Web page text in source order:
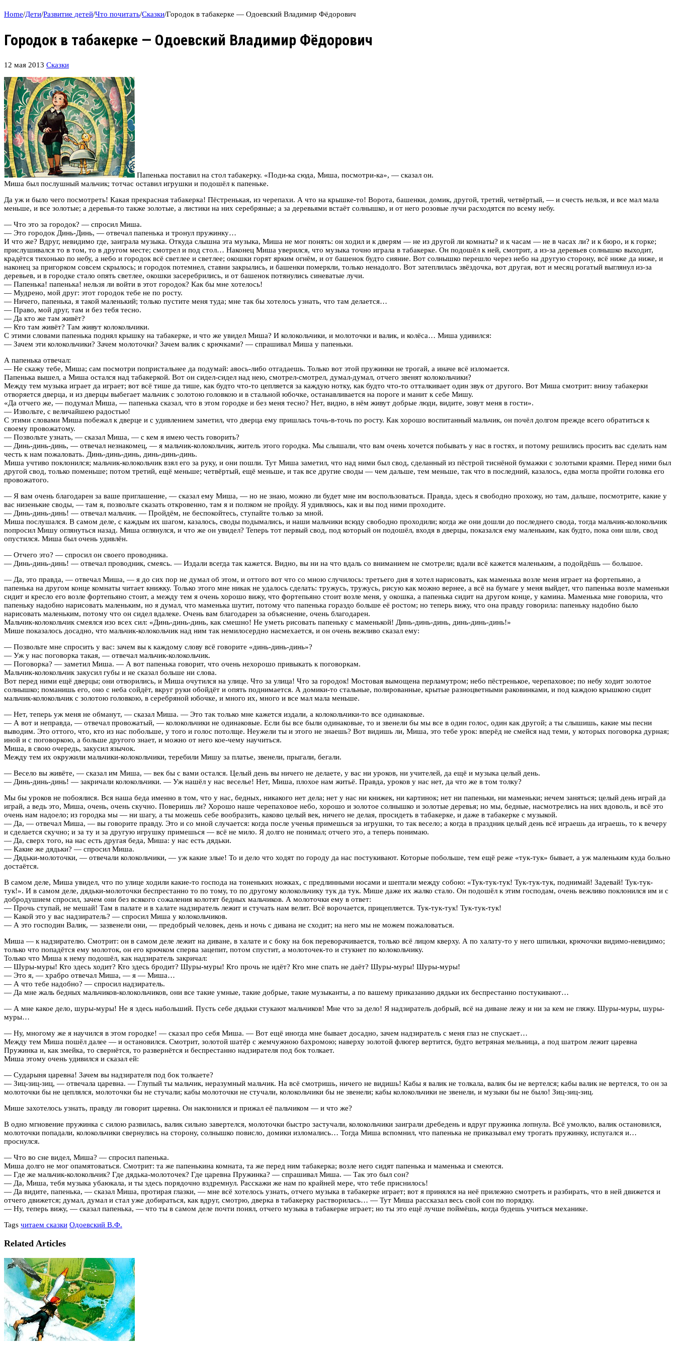
Home/Дети/Развитие детей/Что почитать/Сказки/Городок в табакерке — Одоевский Владимир Фёдорович
Городок в табакерке — Одоевский Владимир Фёдорович
12 мая 2013 Сказки
Папенька поставил на стол табакерку. «Поди-ка сюда, Миша, посмотри-ка», — сказал он.
Миша был послушный мальчик; тотчас оставил игрушки и подошёл к папеньке.
Да уж и было чего посмотреть! Какая прекрасная табакерка! Пёстренькая, из черепахи. А что на крышке-то! Ворота, башенки, домик, другой, третий, четвёртый, — и счесть нельзя, и все мал мала
меньше, и все золотые; а деревья-то также золотые, а листики на них серебряные; а за деревьями встаёт солнышко, и от него розовые лучи расходятся по всему небу.
— Что это за городок? — спросил Миша.
— Это городок Динь-Динь, — отвечал папенька и тронул пружинку…
И что же? Вдруг, невидимо где, заиграла музыка. Откуда слышна эта музыка, Миша не мог понять: он ходил и к дверям — не из другой ли комнаты? и к часам — не в часах ли? и к бюро, и к горке;
прислушивался то в том, то в другом месте; смотрел и под стол… Наконец Миша уверился, что музыка точно играла в табакерке. Он подошёл к ней, смотрит, а из-за деревьев солнышко выходит,
крадётся тихонько по небу, а небо и городок всё светлее и светлее; окошки горят ярким огнём, и от башенок будто сияние. Вот солнышко перешло через небо на другую сторону, всё ниже да ниже, и
наконец за пригорком совсем скрылось; и городок потемнел, ставни закрылись, и башенки померкли, только ненадолго. Вот затеплилась звёздочка, вот другая, вот и месяц рогатый выглянул из-за
деревьев, и в городке стало опять светлее, окошки засеребрились, и от башенок потянулись синеватые лучи.
— Папенька! папенька! нельзя ли войти в этот городок? Как бы мне хотелось!
— Мудрено, мой друг: этот городок тебе не по росту.
— Ничего, папенька, я такой маленький; только пустите меня туда; мне так бы хотелось узнать, что там делается…
— Право, мой друг, там и без тебя тесно.
— Да кто же там живёт?
— Кто там живёт? Там живут колокольчики.
С этими словами папенька поднял крышку на табакерке, и что же увидел Миша? И колокольчики, и молоточки и валик, и колёса… Миша удивился:
— Зачем эти колокольчики? Зачем молоточки? Зачем валик с крючками? — спрашивал Миша у папеньки.
А папенька отвечал:
— Не скажу тебе, Миша; сам посмотри попристальнее да подумай: авось-либо отгадаешь. Только вот этой пружинки не трогай, а иначе всё изломается.
Папенька вышел, а Миша остался над табакеркой. Вот он сидел-сидел над нею, смотрел-смотрел, думал-думал, отчего звенят колокольчики?
Между тем музыка играет да играет; вот всё тише да тише, как будто что-то цепляется за каждую нотку, как будто что-то отталкивает один звук от другого. Вот Миша смотрит: внизу табакерки
отворяется дверца, и из дверцы выбегает мальчик с золотою головкою и в стальной юбочке, останавливается на пороге и манит к себе Мишу.
«Да отчего же, — подумал Миша, — папенька сказал, что в этом городке и без меня тесно? Нет, видно, в нём живут добрые люди, видите, зовут меня в гости».
— Извольте, с величайшею радостью!
С этими словами Миша побежал к дверце и с удивлением заметил, что дверца ему пришлась точь-в-точь по росту. Как хорошо воспитанный мальчик, он почёл долгом прежде всего обратиться к
своему провожатому.
— Позвольте узнать, — сказал Миша, — с кем я имею честь говорить?
— Динь-динь-динь, — отвечал незнакомец, — я мальчик-колокольчик, житель этого городка. Мы слышали, что вам очень хочется побывать у нас в гостях, и потому решились просить вас сделать нам
честь к нам пожаловать. Динь-динь-динь, динь-динь-динь.
Миша учтиво поклонился; мальчик-колокольчик взял его за руку, и они пошли. Тут Миша заметил, что над ними был свод, сделанный из пёстрой тиснёной бумажки с золотыми краями. Перед ними был
другой свод, только поменьше; потом третий, ещё меньше; четвёртый, ещё меньше, и так все другие своды — чем дальше, тем меньше, так что в последний, казалось, едва могла пройти головка его
провожатого.
— Я вам очень благодарен за ваше приглашение, — сказал ему Миша, — но не знаю, можно ли будет мне им воспользоваться. Правда, здесь я свободно прохожу, но там, дальше, посмотрите, какие у
вас низенькие своды, — там я, позвольте сказать откровенно, там я и ползком не пройду. Я удивляюсь, как и вы под ними проходите.
— Динь-динь-динь! — отвечал мальчик. — Пройдём, не беспокойтесь, ступайте только за мной.
Миша послушался. В самом деле, с каждым их шагом, казалось, своды подымались, и наши мальчики всюду свободно проходили; когда же они дошли до последнего свода, тогда мальчик-колокольчик
попросил Мишу оглянуться назад. Миша оглянулся, и что же он увидел? Теперь тот первый свод, под который он подошёл, входя в дверцы, показался ему маленьким, как будто, пока они шли, свод
опустился. Миша был очень удивлён.
— Отчего это? — спросил он своего проводника.
— Динь-динь-динь! — отвечал проводник, смеясь. — Издали всегда так кажется. Видно, вы ни на что вдаль со вниманием не смотрели; вдали всё кажется маленьким, а подойдёшь — большое.
— Да, это правда, — отвечал Миша, — я до сих пор не думал об этом, и оттого вот что со мною случилось: третьего дня я хотел нарисовать, как маменька возле меня играет на фортепьяно, а
папенька на другом конце комнаты читает книжку. Только этого мне никак не удалось сделать: тружусь, тружусь, рисую как можно вернее, а всё на бумаге у меня выйдет, что папенька возле маменьки
сидит и кресло его возле фортепьяно стоит, а между тем я очень хорошо вижу, что фортепьяно стоит возле меня, у окошка, а папенька сидит на другом конце, у камина. Маменька мне говорила, что
папеньку надобно нарисовать маленьким, но я думал, что маменька шутит, потому что папенька гораздо больше её ростом; но теперь вижу, что она правду говорила: папеньку надобно было
нарисовать маленьким, потому что он сидел вдалеке. Очень вам благодарен за объяснение, очень благодарен.
Мальчик-колокольчик смеялся изо всех сил: «Динь-динь-динь, как смешно! Не уметь рисовать папеньку с маменькой! Динь-динь-динь, динь-динь-динь!»
Мише показалось досадно, что мальчик-колокольчик над ним так немилосердно насмехается, и он очень вежливо сказал ему:
— Позвольте мне спросить у вас: зачем вы к каждому слову всё говорите «динь-динь-динь»?
— Уж у нас поговорка такая, — отвечал мальчик-колокольчик.
— Поговорка? — заметил Миша. — А вот папенька говорит, что очень нехорошо привыкать к поговоркам.
Мальчик-колокольчик закусил губы и не сказал больше ни слова.
Вот перед ними ещё дверцы; они отворились, и Миша очутился на улице. Что за улица! Что за городок! Мостовая вымощена перламутром; небо пёстренькое, черепаховое; по небу ходит золотое
солнышко; поманишь его, оно с неба сойдёт, вкруг руки обойдёт и опять поднимается. А домики-то стальные, полированные, крытые разноцветными раковинками, и под каждою крышкою сидит
мальчик-колокольчик с золотою головкою, в серебряной юбочке, и много их, много и все мал мала меньше.
— Нет, теперь уж меня не обманут, — сказал Миша. — Это так только мне кажется издали, а колокольчики-то все одинаковые.
— А вот и неправда, — отвечал провожатый, — колокольчики не одинаковые. Если бы все были одинаковые, то и звенели бы мы все в один голос, один как другой; а ты слышишь, какие мы песни
выводим. Это оттого, что, кто из нас побольше, у того и голос потолще. Неужели ты и этого не знаешь? Вот видишь ли, Миша, это тебе урок: вперёд не смейся над теми, у которых поговорка дурная;
иной и с поговоркою, а больше другого знает, и можно от него кое-чему научиться.
Миша, в свою очередь, закусил язычок.
Между тем их окружили мальчики-колокольчики, теребили Мишу за платье, звенели, прыгали, бегали.
— Весело вы живёте, — сказал им Миша, — век бы с вами остался. Целый день вы ничего не делаете, у вас ни уроков, ни учителей, да ещё и музыка целый день.
— Динь-динь-динь! — закричали колокольчики. — Уж нашёл у нас веселье! Нет, Миша, плохое нам житьё. Правда, уроков у нас нет, да что же в том толку?
Мы бы уроков не побоялися. Вся наша беда именно в том, что у нас, бедных, никакого нет дела; нет у нас ни книжек, ни картинок; нет ни папеньки, ни маменьки; нечем заняться; целый день играй да
играй, а ведь это, Миша, очень, очень скучно. Поверишь ли? Хорошо наше черепаховое небо, хорошо и золотое солнышко и золотые деревья; но мы, бедные, насмотрелись на них вдоволь, и всё это
очень нам надоело; из городка мы — ни шагу, а ты можешь себе вообразить, каково целый век, ничего не делая, просидеть в табакерке, и даже в табакерке с музыкой.
— Да, — отвечал Миша, — вы говорите правду. Это и со мной случается: когда после ученья примешься за игрушки, то так весело; а когда в праздник целый день всё играешь да играешь, то к вечеру
и сделается скучно; и за ту и за другую игрушку примешься — всё не мило. Я долго не понимал; отчего это, а теперь понимаю.
— Да, сверх того, на нас есть другая беда, Миша: у нас есть дядьки.
— Какие же дядьки? — спросил Миша.
— Дядьки-молоточки, — отвечали колокольчики, — уж какие злые! То и дело что ходят по городу да нас постукивают. Которые побольше, тем ещё реже «тук-тук» бывает, а уж маленьким куда больно
достаётся.
В самом деле, Миша увидел, что по улице ходили какие-то господа на тоненьких ножках, с предлинными носами и шептали между собою: «Тук-тук-тук! Тук-тук-тук, поднимай! Задевай! Тук-тук-
тук!». И в самом деле, дядьки-молоточки беспрестанно то по тому, то по другому колокольчику тук да тук. Мише даже их жалко стало. Он подошёл к этим господам, очень вежливо поклонился им и с
добродушием спросил, зачем они без всякого сожаления колотят бедных мальчиков. А молоточки ему в ответ:
— Прочь ступай, не мешай! Там в палате и в халате надзиратель лежит и стучать нам велит. Всё ворочается, прицепляется. Тук-тук-тук! Тук-тук-тук!
— Какой это у вас надзиратель? — спросил Миша у колокольчиков.
— А это господин Валик, — зазвенели они, — предобрый человек, день и ночь с дивана не сходит; на него мы не можем пожаловаться.
Миша — к надзирателю. Смотрит: он в самом деле лежит на диване, в халате и с боку на бок переворачивается, только всё лицом кверху. А по халату-то у него шпильки, крючочки видимо-невидимо;
только что попадётся ему молоток, он его крючком сперва зацепит, потом спустит, а молоточек-то и стукнет по колокольчику.
Только что Миша к нему подошёл, как надзиратель закричал:
— Шуры-муры! Кто здесь ходит? Кто здесь бродит? Шуры-муры! Кто прочь не идёт? Кто мне спать не даёт? Шуры-муры! Шуры-муры!
— Это я, — храбро отвечал Миша, — я — Миша…
— А что тебе надобно? — спросил надзиратель.
— Да мне жаль бедных мальчиков-колокольчиков, они все такие умные, такие добрые, такие музыканты, а по вашему приказанию дядьки их беспрестанно постукивают…
— А мне какое дело, шуры-муры! Не я здесь набольший. Пусть себе дядьки стукают мальчиков! Мне что за дело! Я надзиратель добрый, всё на диване лежу и ни за кем не гляжу. Шуры-муры, шуры-
муры…
— Ну, многому же я научился в этом городке! — сказал про себя Миша. — Вот ещё иногда мне бывает досадно, зачем надзиратель с меня глаз не спускает…
Между тем Миша пошёл далее — и остановился. Смотрит, золотой шатёр с жемчужною бахромою; наверху золотой флюгер вертится, будто ветряная мельница, а под шатром лежит царевна
Пружинка и, как змейка, то свернётся, то развернётся и беспрестанно надзирателя под бок толкает.
Миша этому очень удивился и сказал ей:
— Сударыня царевна! Зачем вы надзирателя под бок толкаете?
— Зиц-зиц-зиц, — отвечала царевна. — Глупый ты мальчик, неразумный мальчик. На всё смотришь, ничего не видишь! Кабы я валик не толкала, валик бы не вертелся; кабы валик не вертелся, то он за
молоточки бы не цеплялся, молоточки бы не стучали; кабы молоточки не стучали, колокольчики бы не звенели; кабы колокольчики не звенели, и музыки бы не было! Зиц-зиц-зиц.
Мише захотелось узнать, правду ли говорит царевна. Он наклонился и прижал её пальчиком — и что же?
В одно мгновение пружинка с силою развилась, валик сильно завертелся, молоточки быстро застучали, колокольчики заиграли дребедень и вдруг пружинка лопнула. Всё умолкло, валик остановился,
молоточки попадали, колокольчики свернулись на сторону, солнышко повисло, домики изломались… Тогда Миша вспомнил, что папенька не приказывал ему трогать пружинку, испугался и…
проснулся.
— Что во сне видел, Миша? — спросил папенька.
Миша долго не мог опамятоваться. Смотрит: та же папенькина комната, та же перед ним табакерка; возле него сидят папенька и маменька и смеются.
— Где же мальчик-колокольчик? Где дядька-молоточек? Где царевна Пружинка? — спрашивал Миша. — Так это был сон?
— Да, Миша, тебя музыка убаюкала, и ты здесь порядочно вздремнул. Расскажи же нам по крайней мере, что тебе приснилось!
— Да видите, папенька, — сказал Миша, протирая глазки, — мне всё хотелось узнать, отчего музыка в табакерке играет; вот я принялся на неё прилежно смотреть и разбирать, что в ней движется и
отчего движется; думал, думал и стал уже добираться, как вдруг, смотрю, дверка в табакерку растворилась… — Тут Миша рассказал весь свой сон по порядку.
— Ну, теперь вижу, — сказал папенька, — что ты в самом деле почти понял, отчего музыка в табакерке играет; но ты это ещё лучше поймёшь, когда будешь учиться механике.
Tags читаем сказки Одоевский В.Ф.
Related Articles